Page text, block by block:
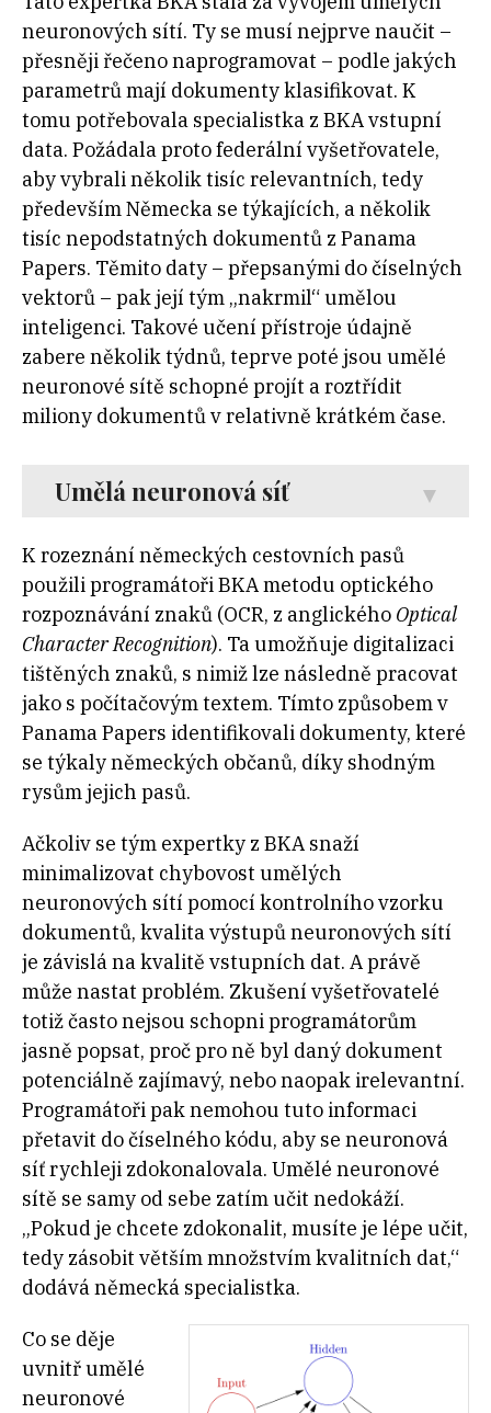
neuronových sítí. Ty se musí nejprve naučit –
přesněji řečeno naprogramovat – podle jakých
parametrů mají dokumenty klasifikovat. K
tomu potřebovala specialistka z BKA vstupní
data. Požádala proto federální vyšetřovatele,
aby vybrali několik tisíc relevantních, tedy
především Německa se týkajících, a několik
tisíc nepodstatných dokumentů z Panama
Papers. Těmito daty – přepsanými do číselných
vektorů – pak její tým „nakrmil“ umělou
inteligenci. Takové učení přístroje údajně
zabere několik týdnů, teprve poté jsou umělé
neuronové sítě schopné projít a roztřídit
miliony dokumentů v relativně krátkém čase.
Umělá neuronová síť
K rozeznání německých cestovních pasů
použili programátoři BKA metodu optického
rozpoznávání znaků (OCR, z anglického Optical
Character Recognition). Ta umožňuje digitalizaci
tištěných znaků, s nimiž lze následně pracovat
jako s počítačovým textem. Tímto způsobem v
Panama Papers identifikovali dokumenty, které
se týkaly německých občanů, díky shodným
rysům jejich pasů.
Ačkoliv se tým expertky z BKA snaží
minimalizovat chybovost umělých
neuronových sítí pomocí kontrolního vzorku
dokumentů, kvalita výstupů neuronových sítí
je závislá na kvalitě vstupních dat. A právě
může nastat problém. Zkušení vyšetřovatelé
totiž často nejsou schopni programátorům
jasně popsat, proč pro ně byl daný dokument
potenciálně zajímavý, nebo naopak irelevantní.
Programátoři pak nemohou tuto informaci
přetavit do číselného kódu, aby se neuronová
síť rychleji zdokonalovala. Umělé neuronové
sítě se samy od sebe zatím učit nedokáží.
„Pokud je chcete zdokonalit, musíte je lépe učit,
tedy zásobit větším množstvím kvalitních dat,“
dodává německá specialistka.
Co se děje
uvnitř umělé
neuronové